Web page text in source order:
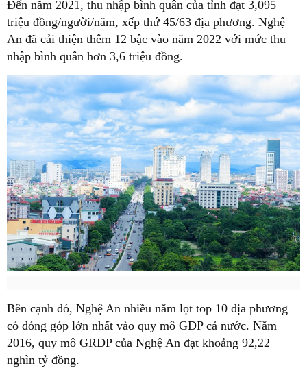
Đến năm 2021, thu nhập bình quân của tỉnh đạt 3,095
triệu đồng/người/năm, xếp thứ 45/63 địa phương. Nghệ
An đã cải thiện thêm 12 bậc vào năm 2022 với mức thu
nhập bình quân hơn 3,6 triệu đồng.
Bên cạnh đó, Nghệ An nhiều năm lọt top 10 địa phương
có đóng góp lớn nhất vào quy mô GDP cả nước. Năm
2016, quy mô GRDP của Nghệ An đạt khoảng 92,22
nghìn tỷ đồng.